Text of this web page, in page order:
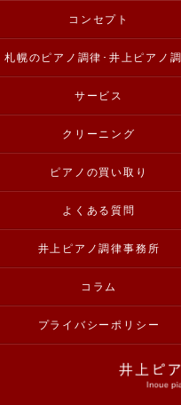
コンセプト
サービス
クリーニング
ピアノの買い取り
よくある質問
井上ピアノ調律事務所
コラム
プライバシーポリシー